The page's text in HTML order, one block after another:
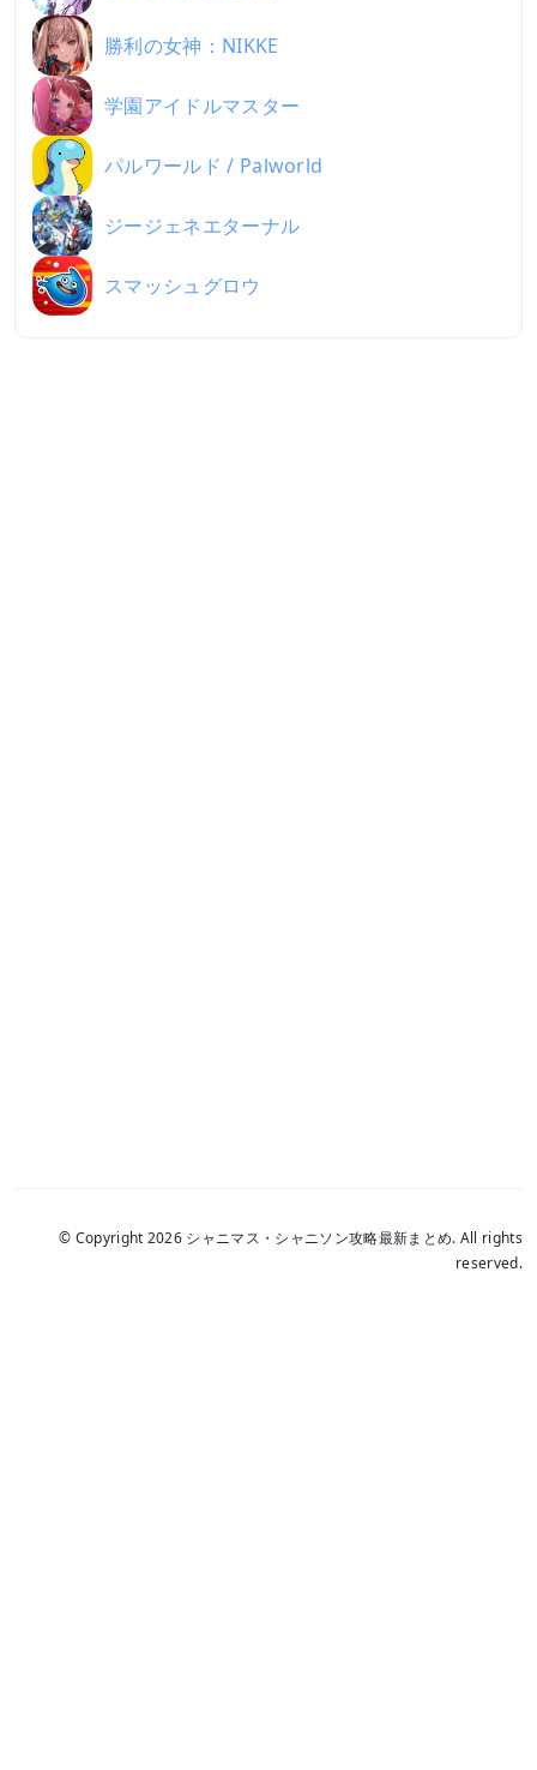
勝利の女神：NIKKE
学園アイドルマスター
パルワールド / Palworld
ジージェネエターナル
スマッシュグロウ
© Copyright 2026 シャニマス・シャニソン攻略最新まとめ. All rights
reserved.